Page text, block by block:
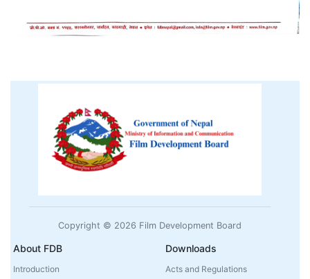
Copyright © 2026 Film Development Board
About FDB
Introduction
Downloads
Acts and Regulations